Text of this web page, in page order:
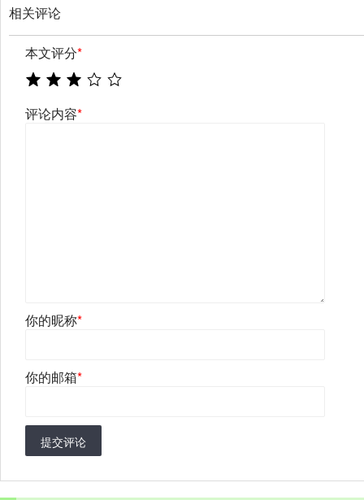
相关评论
本文评分*
评论内容*
你的昵称*
你的邮箱*
提交评论